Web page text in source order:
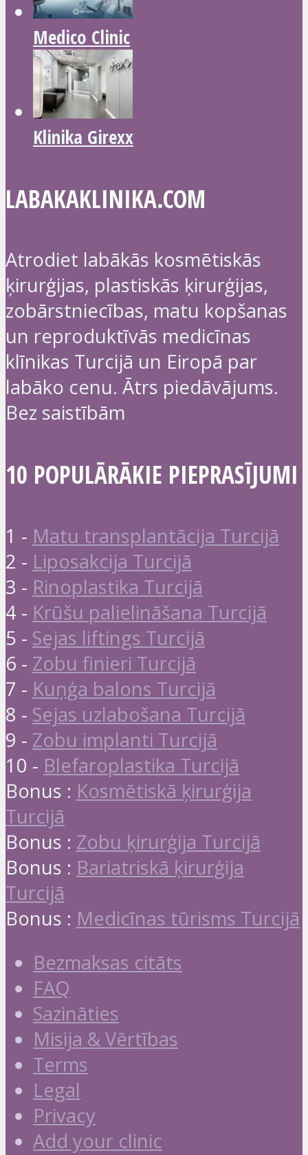
Medico Clinic
Klinika Girexx
LABAKAKLINIKA.COM
Atrodiet labākās kosmētiskās
ķirurģijas, plastiskās ķirurģijas,
zobārstniecības, matu kopšanas
un reproduktīvās medicīnas
klīnikas Turcijā un Eiropā par
labāko cenu. Ātrs piedāvājums.
Bez saistībām
10 POPULĀRĀKIE PIEPRASĪJUMI
1 - Matu transplantācija Turcijā
2 - Liposakcija Turcijā
3 - Rinoplastika Turcijā
4 - Krūšu palielināšana Turcijā
5 - Sejas liftings Turcijā
6 - Zobu finieri Turcijā
7 - Kuņģa balons Turcijā
8 - Sejas uzlabošana Turcijā
9 - Zobu implanti Turcijā
10 - Blefaroplastika Turcijā
Bonus : Kosmētiskā ķirurģija
Turcijā
Bonus : Zobu ķirurģija Turcijā
Bonus : Bariatriskā ķirurģija
Turcijā
Bonus : Medicīnas tūrisms Turcijā
Bezmaksas citāts
FAQ
Sazināties
Misija & Vērtības
Terms
Legal
Privacy
Add your clinic